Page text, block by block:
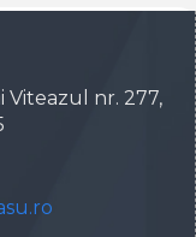
Viteazul nr. 277,